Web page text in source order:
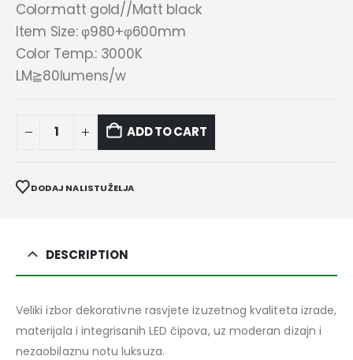
Color:matt gold//Matt black
Item Size: φ980+φ600mm
Color Temp.: 3000K
LM≧80lumens/w
ADD TO CART
DODAJ NA LISTU ŽELJA
DESCRIPTION
Veliki izbor dekorativne rasvjete izuzetnog kvaliteta izrade,
materijala i integrisanih LED čipova, uz moderan dizajn i
nezaobilaznu notu luksuza.